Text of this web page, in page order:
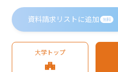
資料請求リストに追加 無料
大学トップ